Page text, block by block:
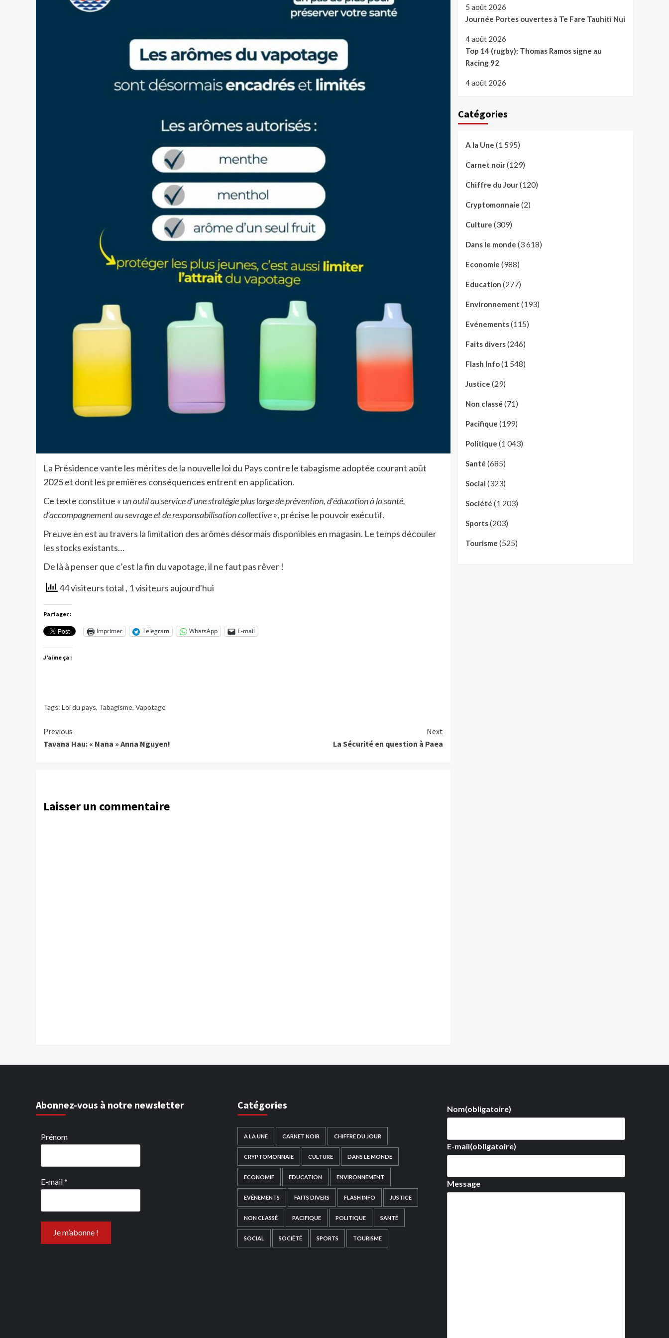
La Présidence vante les mérites de la nouvelle loi du Pays contre le tabagisme adoptée courant août
2025 et dont les premières conséquences entrent en application.
Ce texte constitue « un outil au service d’une stratégie plus large de prévention, d’éducation à la santé,
d’accompagnement au sevrage et de responsabilisation collective », précise le pouvoir exécutif.
Preuve en est au travers la limitation des arômes désormais disponibles en magasin. Le temps découler
les stocks existants…
De là à penser que c’est la fin du vapotage, il ne faut pas rêver !
44 visiteurs total , 1 visiteurs aujourd'hui
Partager :
Imprimer Telegram WhatsApp E-mail
J’aime ça :
Tags: Loi du pays, Tabagisme, Vapotage
Continue
Reading
Previous
Tavana Hau: « Nana » Anna Nguyen!
Next
La Sécurité en question à Paea
Laisser un commentaire
5 août 2026
Journée Portes ouvertes à Te Fare Tauhiti Nui
4 août 2026
Top 14 (rugby): Thomas Ramos signe au
Racing 92
4 août 2026
Catégories
A la Une (1 595)
Carnet noir(129)
Chiffre du Jour(120)
Cryptomonnaie (2)
Culture (309)
Dans le monde (3 618)
Economie (988)
Education (277)
Environnement (193)
Evénements(115)
Faits divers(246)
Flash Info(1 548)
Justice (29)
Non classé (71)
Pacifique (199)
Politique (1 043)
Santé (685)
Social (323)
Société (1 203)
Sports(203)
Tourisme (525)
Abonnez-vous à notre newsletter
Prénom
E-mail*
Catégories
A LA UNE CARNET NOIR CHIFFRE DU JOUR
CRYPTOMONNAIE CULTURE DANS LE MONDE
ECONOMIE EDUCATION ENVIRONNEMENT
EVÉNEMENTS FAITS DIVERS FLASH INFO JUSTICE
NON CLASSÉ PACIFIQUE POLITIQUE SANTÉ
SOCIAL SOCIÉTÉ SPORTS TOURISME
Nom(obligatoire)
E-mail(obligatoire)
Message